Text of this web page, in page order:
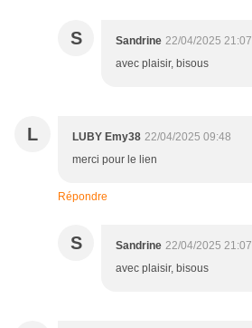
S Sandrine 22/04/2025 21:07
avec plaisir, bisous
L LUBY Emy38 22/04/2025 09:48
merci pour le lien
Répondre
S Sandrine 22/04/2025 21:07
avec plaisir, bisous